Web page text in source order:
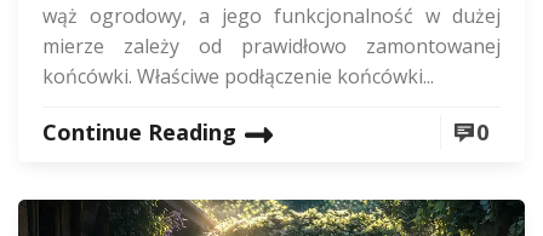
wąż ogrodowy, a jego funkcjonalność w dużej
mierze zależy od prawidłowo zamontowanej
końcówki. Właściwe podłączenie końcówki...
Continue Reading 0